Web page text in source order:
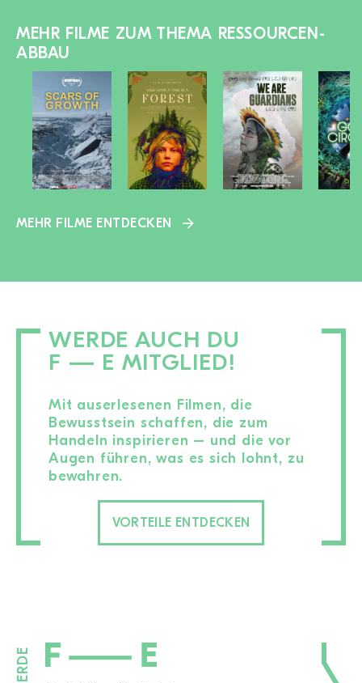
MEHR FILME ZUM THEMA RESSOURCEN-
ABBAU
MEHR FILME ENTDECKEN
WERDE AUCH DU
F — E MITGLIED!
Mit auserlesenen Filmen, die
Bewusstsein schaffen, die zum
Handeln inspirieren – und die vor
Augen führen, was es sich lohnt, zu
bewahren.
VORTEILE ENTDECKEN